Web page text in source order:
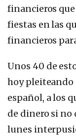
financieros
fiestas en las
financieros
Unos 40 de
hoy pleiteando
español, a los
de dinero si no
lunes